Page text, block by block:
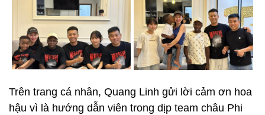
Trên trang cá nhân, Quang Linh gửi lời cảm ơn hoa
hậu vì là hướng dẫn viên trong dịp team châu Phi